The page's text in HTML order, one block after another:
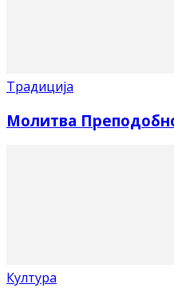
Традиција
Молитва
Култура